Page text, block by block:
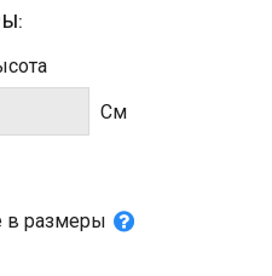
Cм
в размеры